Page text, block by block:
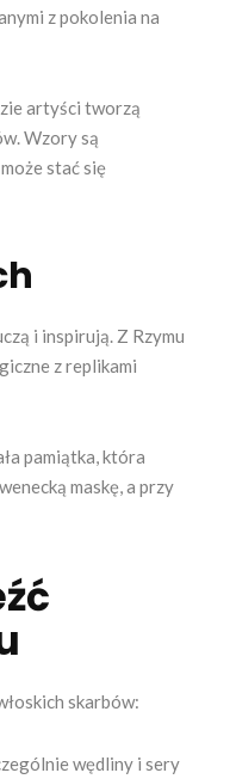
z pokolenia na
artyści tworzą
Wzory są
stać się
i inspirują. Z Rzymu
z replikami
pamiątka, która
maskę, a przy
skarbów:
wędliny i sery